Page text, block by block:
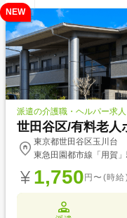
NEW
派遣の介護職・ヘルパー求人
世田谷区/有料老人
東京都世田谷区玉川台
東急田園都市線「用賀
1,750 円〜(時給